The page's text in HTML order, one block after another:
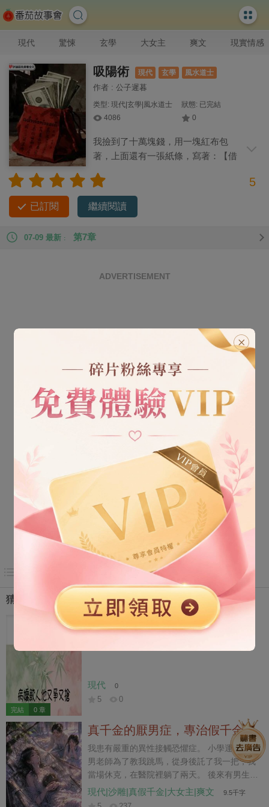
現代 驚悚 玄學 大女主 爽文 現實情感
吸陽術 現代 玄學
風水道士
作者 : 公子遲暮
类型: 現代|玄學|風水道士
狀態: 已完結
4086
0
我撿到了十萬塊錢，用一塊紅布包
著，上面還有一張紙條，寫著：【借
上在道觀的師父。 只見他冷笑一聲，將錢丟進功德箱。 「區區
暹羅之地的邪術，也敢來華夏造次。 「來，讓元始天尊和他
槓。」
5
已訂閱 繼續閱讀
07-09 最新 第7章
ADVERTISEMENT
猜你喜歡
完結 0 章
病嬌鮫人他又爭又搶
現代 0
5 0
真千金的厭男症，專治假千金
我患有嚴重的異性接觸恐懼症。 小學運動會，
男老師為了教我跳馬，從身後託了我一把，我
當場休克，在醫院裡躺了兩天。 後來有男生當
眾告白，我緊張得起了滿身紅斑。他媽跑來罵
我裝模作樣，覺得我是在吊著她兒子。 我同桌
現代|沙雕|真假千金|大女主|爽文 9.5千字